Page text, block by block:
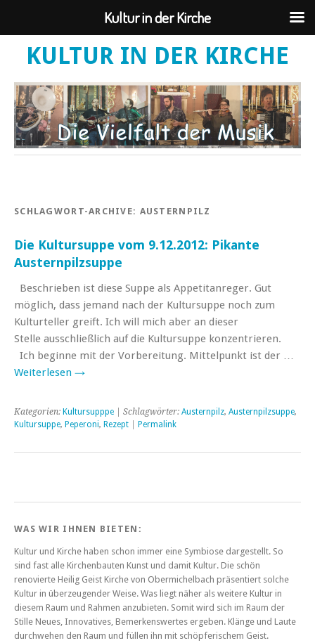
KULTUR IN DER KIRCHE
SCHLAGWORT-ARCHIVE: AUSTERNPILZ
Die Kultursuppe vom 9.12.2012: Pikante
Austernpilzsuppe
Beschrieben ist diese Suppe als Appetitanreger. Gut
möglich, dass jemand nach der Kultursuppe noch zum
Kulturteller greift. Ich will mich aber an dieser
Stelle ausschließlich auf die Kultursuppe konzentrieren.
Ich beginne mit der Vorbereitung. Mittelpunkt ist der …
Weiterlesen →
Kategorien: Kultursupppe | Schlagwörter: Austernpilz, Austernpilzsuppe,
Kultursuppe, Peperoni, Rezept Permalink
WAS WIR IHNEN BIETEN:
Kultur und Kirche haben schon immer eine Symbiose dargestellt. So
sind fast alle Kirchenbauten Kunst und damit Kultur. Die schön
renovierte Heilig Geist Kirche von Obermichelbach präsentiert solche
Kultur in überzeugender Weise. Was liegt näher als weitere Kultur in
diesem Raum und Rahmen anzubieten. Somit wird sich im Raum der
Stille Neues, Innovatives, Bemerkenswertes ergeben. Klänge und Laute
durchwehen den Raum und füllen ihn mit schöpferischem Geist.
Kultur in der Kirche